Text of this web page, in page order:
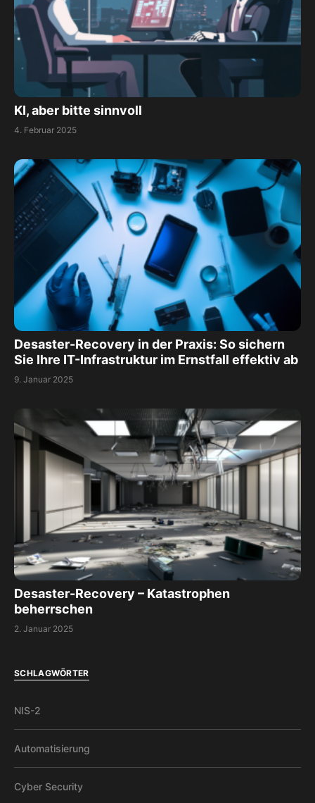
KI, aber bitte sinnvoll
4. Februar 2025
Desaster-Recovery in der Praxis: So sichern
Sie Ihre IT-Infrastruktur im Ernstfall effektiv ab
9. Januar 2025
Desaster-Recovery – Katastrophen
beherrschen
2. Januar 2025
SCHLAGWÖRTER
NIS-2
Automatisierung
Cyber Security